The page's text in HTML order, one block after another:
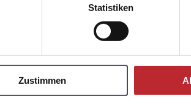
Statistiken
Zustimmen